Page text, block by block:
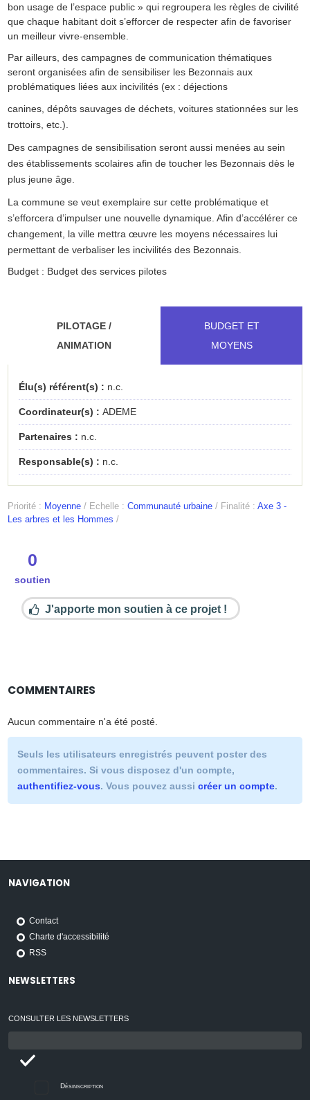
bon usage de l’espace public » qui regroupera les règles de civilité
que chaque habitant doit s’efforcer de respecter afin de favoriser
un meilleur vivre-ensemble.
Par ailleurs, des campagnes de communication thématiques
seront organisées afin de sensibiliser les Bezonnais aux
problématiques liées aux incivilités (ex : déjections
canines, dépôts sauvages de déchets, voitures stationnées sur les
trottoirs, etc.).
Des campagnes de sensibilisation seront aussi menées au sein
des établissements scolaires afin de toucher les Bezonnais dès le
plus jeune âge.
La commune se veut exemplaire sur cette problématique et
s’efforcera d’impulser une nouvelle dynamique. Afin d’accélérer ce
changement, la ville mettra œuvre les moyens nécessaires lui
permettant de verbaliser les incivilités des Bezonnais.
Budget : Budget des services pilotes
PILOTAGE /
ANIMATION
BUDGET ET
MOYENS
Élu(s) référent(s) : n.c.
Coordinateur(s) :ADEME
Partenaires : n.c.
Responsable(s) : n.c.
Priorité : Moyenne / Echelle :Communauté urbaine / Finalité :Axe 3 -
Les arbres et les Hommes /
0
soutien
J'apporte mon soutien à ce projet !
COMMENTAIRES
Aucun commentaire n'a été posté.
Seuls les utilisateurs enregistrés peuvent poster des
commentaires. Si vous disposez d'un compte,
authentifiez-vous. Vous pouvez aussicréer un compte.
NAVIGATION
Contact
Charte d'accessibilité
RSS
NEWSLETTERS
CONSULTER LES NEWSLETTERS
:
Désinscription